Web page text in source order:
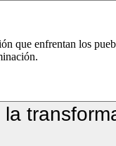
que enfrentan los